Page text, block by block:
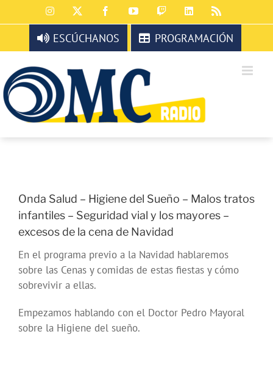
al
contenido
Instagram FacebookYouTubeTwitchLinkedIn
ESCÚCHANOS PROGRAMACIÓN
Onda Salud – Higiene del Sueño – Malos tratos
infantiles – Seguridad vial y los mayores –
excesos de la cena de Navidad
En el programa previo a la Navidad hablaremos
sobre las Cenas y comidas de estas fiestas y cómo
sobrevivir a ellas.
Empezamos hablando con el Doctor Pedro Mayoral
sobre la Higiene del sueño.